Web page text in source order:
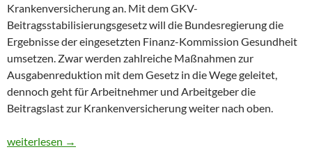
Krankenversicherung an. Mit dem GKV-
Beitragsstabilisierungsgesetz will die Bundesregierung die
Ergebnisse der eingesetzten Finanz-Kommission Gesundheit
umsetzen. Zwar werden zahlreiche Maßnahmen zur
Ausgabenreduktion mit dem Gesetz in die Wege geleitet,
dennoch geht für Arbeitnehmer und Arbeitgeber die
Beitragslast zur Krankenversicherung weiter nach oben.
Lohnbüros aufgepasst – GKV Beitragsstabilisierungsgesetz
weiterlesen →